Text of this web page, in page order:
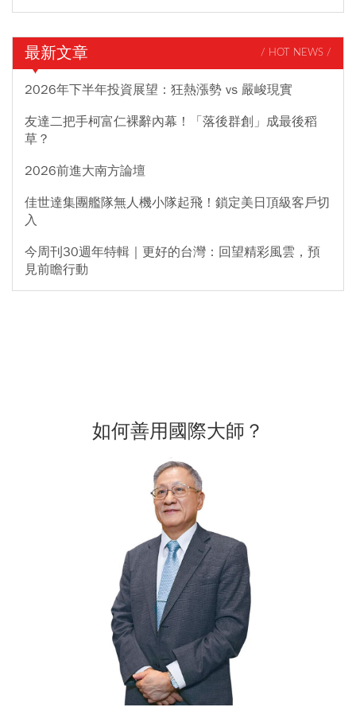
最新文章 / HOT NEWS /
2026年下半年投資展望：狂熱漲勢 vs 嚴峻現實
友達二把手柯富仁裸辭內幕！「落後群創」成最後稻
草？
2026前進大南方論壇
佳世達集團艦隊無人機小隊起飛！鎖定美日頂級客戶切
入
今周刊30週年特輯｜更好的台灣：回望精彩風雲，預
見前瞻行動
如何善用國際大師？